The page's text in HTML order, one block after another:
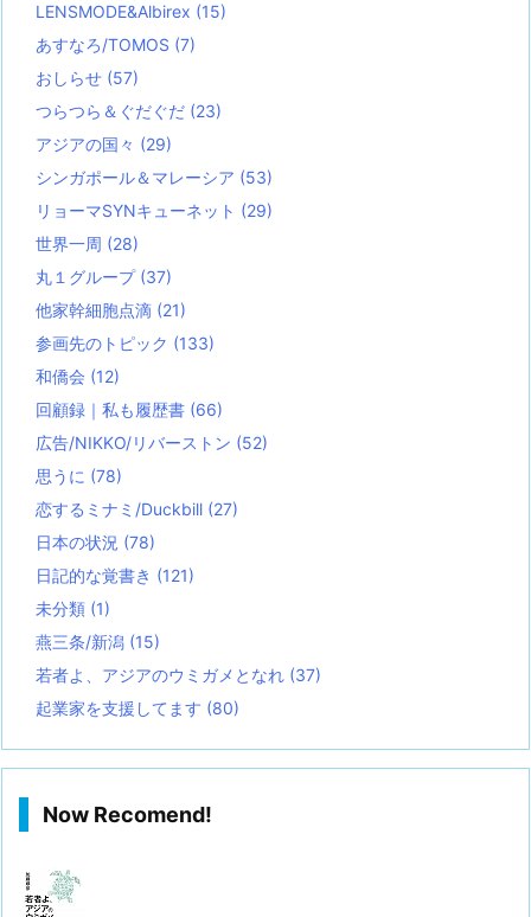
LENSMODE&Albirex (15)
あすなろ/TOMOS (7)
おしらせ (57)
つらつら＆ぐだぐだ (23)
アジアの国々 (29)
シンガポール＆マレーシア (53)
リョーマSYNキューネット (29)
世界一周 (28)
丸１グループ (37)
他家幹細胞点滴 (21)
参画先のトピック (133)
和僑会 (12)
回顧録｜私も履歴書 (66)
広告/NIKKO/リバーストン (52)
思うに (78)
恋するミナミ/Duckbill (27)
日本の状況 (78)
日記的な覚書き (121)
未分類 (1)
燕三条/新潟 (15)
若者よ、アジアのウミガメとなれ (37)
起業家を支援してます (80)
Now Recomend!